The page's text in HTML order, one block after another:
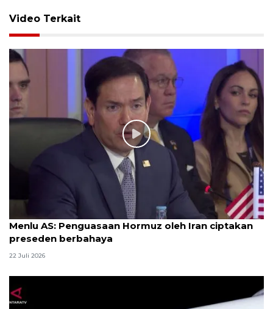
Video Terkait
Menlu AS: Penguasaan Hormuz oleh Iran ciptakan
preseden berbahaya
22 Juli 2026